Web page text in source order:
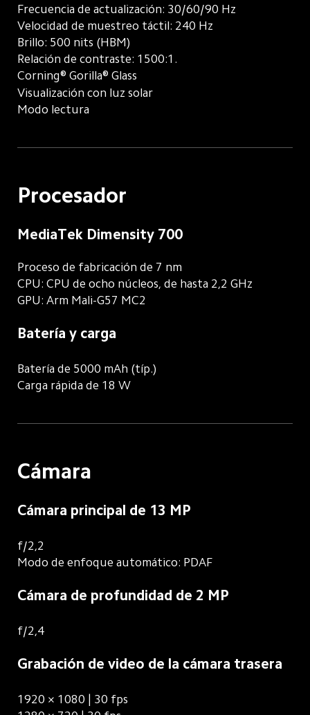
Frecuencia de actualización: 30/60/90 Hz
Velocidad de muestreo táctil: 240 Hz
Brillo: 500 nits (HBM)
Relación de contraste: 1500:1.
Corning® Gorilla® Glass
Visualización con luz solar
Modo lectura
Procesador
MediaTek Dimensity 700
Proceso de fabricación de 7 nm
CPU: CPU de ocho núcleos, de hasta 2,2 GHz
GPU: Arm Mali-G57 MC2
Batería y carga
Batería de 5000 mAh (típ.)
Carga rápida de 18 W
Cámara
Cámara principal de 13 MP
f/2,2
Modo de enfoque automático: PDAF
Cámara de profundidad de 2 MP
f/2,4
Grabación de video de la cámara trasera
1920 × 1080 | 30 fps